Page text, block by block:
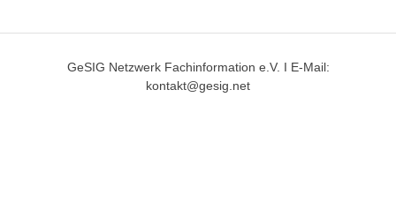
GeSIG Netzwerk Fachinformation e.V. I E-Mail:
kontakt@gesig.net